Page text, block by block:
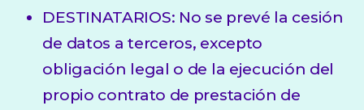
DESTINATARIOS: No se prevé la cesión
de datos a terceros, excepto
obligación legal o de la ejecución del
propio contrato de prestación de